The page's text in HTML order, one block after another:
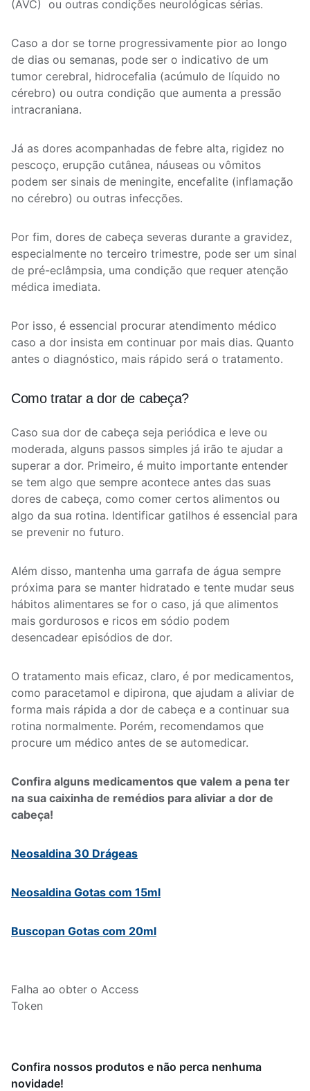
(AVC) ou outras condições neurológicas sérias.
Caso a dor se torne progressivamente pior ao longo
de dias ou semanas, pode ser o indicativo de um
tumor cerebral, hidrocefalia (acúmulo de líquido no
cérebro) ou outra condição que aumenta a pressão
intracraniana.
Já as dores acompanhadas de febre alta, rigidez no
pescoço, erupção cutânea, náuseas ou vômitos
podem ser sinais de meningite, encefalite (inflamação
no cérebro) ou outras infecções.
Por fim, dores de cabeça severas durante a gravidez,
especialmente no terceiro trimestre, pode ser um sinal
de pré-eclâmpsia, uma condição que requer atenção
médica imediata.
Por isso, é essencial procurar atendimento médico
caso a dor insista em continuar por mais dias. Quanto
antes o diagnóstico, mais rápido será o tratamento.
Como tratar a dor de cabeça?
Caso sua dor de cabeça seja periódica e leve ou
moderada, alguns passos simples já irão te ajudar a
superar a dor. Primeiro, é muito importante entender
se tem algo que sempre acontece antes das suas
dores de cabeça, como comer certos alimentos ou
algo da sua rotina. Identificar gatilhos é essencial para
se prevenir no futuro.
Além disso, mantenha uma garrafa de água sempre
próxima para se manter hidratado e tente mudar seus
hábitos alimentares se for o caso, já que alimentos
mais gordurosos e ricos em sódio podem
desencadear episódios de dor.
O tratamento mais eficaz, claro, é por medicamentos,
como paracetamol e dipirona, que ajudam a aliviar de
forma mais rápida a dor de cabeça e a continuar sua
rotina normalmente. Porém, recomendamos que
procure um médico antes de se automedicar.
Confira alguns medicamentos que valem a pena ter
na sua caixinha de remédios para aliviar a dor de
cabeça!
Neosaldina 30 Drágeas
Neosaldina Gotas com 15ml
Buscopan Gotas com 20ml
Falha ao obter o Access
Token
Confira nossos produtos e não perca nenhuma
novidade!